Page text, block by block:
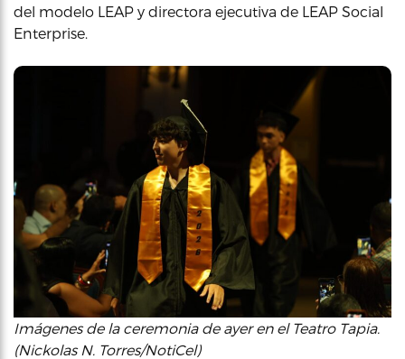
del modelo LEAP y directora ejecutiva de LEAP Social
Enterprise.
Imágenes de la ceremonia de ayer en el Teatro Tapia.
(Nickolas N. Torres/NotiCel)